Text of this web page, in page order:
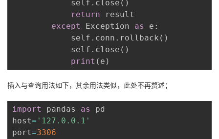
            self
. close ( )
return
except
Exception as e :
            self
. conn . rollback ( )
            self
. close ( )
print ( e )
插入与查询用法如下，其余用法类似，此处不再赘述；
import pandas as
pd
host= '127.0.0.1'
port=3306